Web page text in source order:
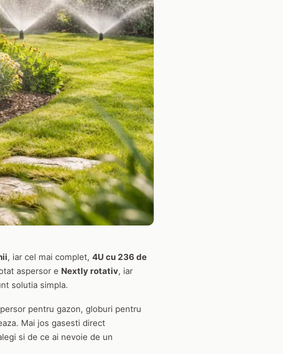
, iar cel mai complet, 4U cu 236 de
aspersor e Nextly rotativ, iar
solutia simpla.
pentru gazon, globuri pentru
Mai jos gasesti direct
si de ce ai nevoie de un